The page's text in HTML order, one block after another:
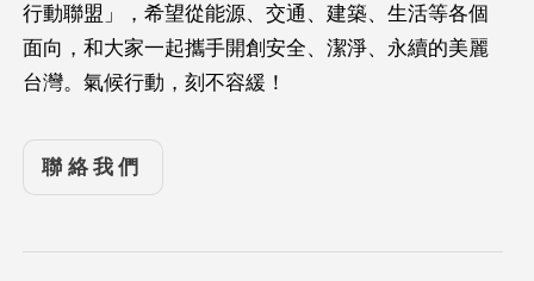
行動聯盟」，希望從能源、交通、建築、生活等各個
面向，和大家一起攜手開創安全、潔淨、永續的美麗
台灣。氣候行動，刻不容緩！
聯絡我們